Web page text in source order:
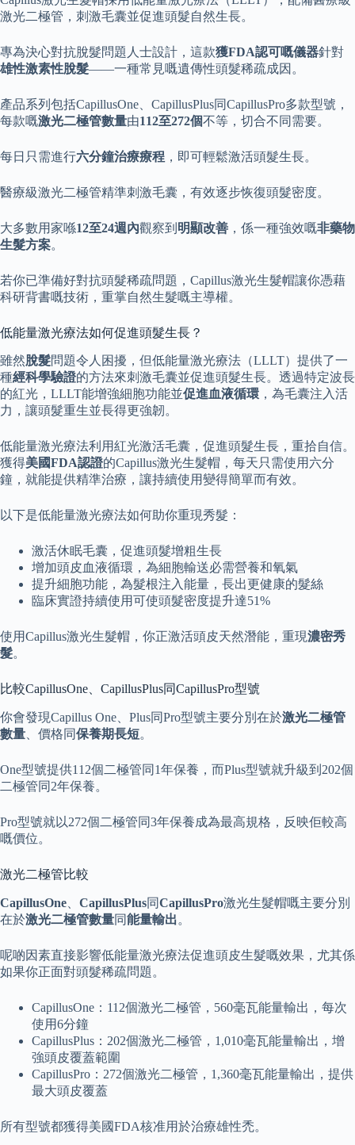
激光二極管，刺激毛囊並促進頭髮自然生長。
專為決心對抗脫髮問題人士設計，這款獲FDA認可嘅儀器針對
雄性激素性脫髮——一種常見嘅遺傳性頭髮稀疏成因。
產品系列包括CapillusOne、CapillusPlus同CapillusPro多款型號，
每款嘅激光二極管數量由112至272個不等，切合不同需要。
每日只需進行六分鐘治療療程 ，即可輕鬆激活頭髮生長。
醫療級激光二極管精準刺激毛囊，有效逐步恢復頭髮密度。
大多數用家喺12至24週內觀察到 明顯改善 ，係一種強效嘅非藥物
生髮方案。
若你已準備好對抗頭髮稀疏問題，Capillus激光生髮帽讓你憑藉
科研背書嘅技術，重掌自然生髮嘅主導權。
低能量激光療法如何促進頭髮生長？
雖然脫髮問題令人困擾，但低能量激光療法（LLLT）提供了一
種經科學驗證的方法來刺激毛囊並促進頭髮生長。透過特定波長
的紅光，LLLT能增強細胞功能並促進血液循環 ，為毛囊注入活
力，讓頭髮重生並長得更強韌。
低能量激光療法利用紅光激活毛囊，促進頭髮生長，重拾自信。
獲得美國FDA認證的Capillus激光生髮帽，每天只需使用六分
鐘，就能提供精準治療，讓持續使用變得簡單而有效。
以下是低能量激光療法如何助你重現秀髮：
激活休眠毛囊，促進頭髮增粗生長
增加頭皮血液循環，為細胞輸送必需營養和氧氣
提升細胞功能，為髮根注入能量，長出更健康的髮絲
臨床實證持續使用可使頭髮密度提升達51%
使用Capillus激光生髮帽，你正激活頭皮天然潛能，重現濃密秀
髮。
比較CapillusOne、CapillusPlus同CapillusPro型號
你會發現Capillus One、Plus同Pro型號主要分別在於激光二極管
數量 、價格同保養期長短。
One型號提供112個二極管同1年保養，而Plus型號就升級到202個
二極管同2年保養。
Pro型號就以272個二極管同3年保養成為最高規格，反映佢較高
嘅價位。
激光二極管比較
CapillusOne CapillusPlus同CapillusPro激光生髮帽嘅主要分別
在於激光二極管數量同能量輸出。
呢啲因素直接影響低能量激光療法促進頭皮生髮嘅效果，尤其係
如果你正面對頭髮稀疏問題。
CapillusOne：112個激光二極管，560毫瓦能量輸出，每次
使用6分鐘
CapillusPlus：202個激光二極管，1,010毫瓦能量輸出，增
強頭皮覆蓋範圍
CapillusPro：272個激光二極管，1,360毫瓦能量輸出，提供
最大頭皮覆蓋
所有型號都獲得美國FDA核准用於治療雄性禿。